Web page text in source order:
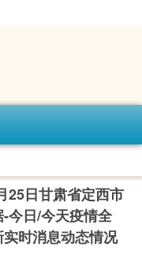
25日甘肃省定西市
今日/今天疫情全
时消息动态情况